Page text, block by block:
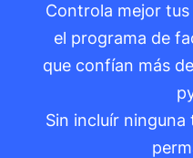
Controla mejor
el programa de
que confían más de
Sin incluír